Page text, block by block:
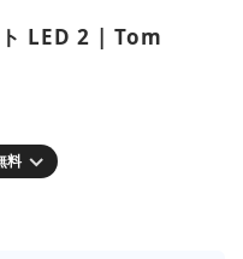
LED 2 | Tom
料